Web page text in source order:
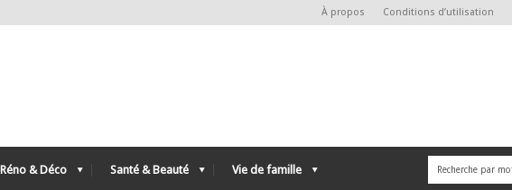
À propos Conditions d’utilisation
Réno & Déco Santé & Beauté Vie de famille